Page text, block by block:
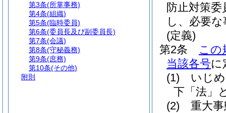
防止対策委
し、必要
(定義)
第2条
この
当該各号に
(1)
いじ
下「法」
(2)
重大
第3条(所掌事務)
第4条(組織)
第5条(臨時委員)
第6条(委員長及び副委員長)
第7条(会議)
第8条(守秘義務)
第9条(庶務)
第10条(その他)
附則